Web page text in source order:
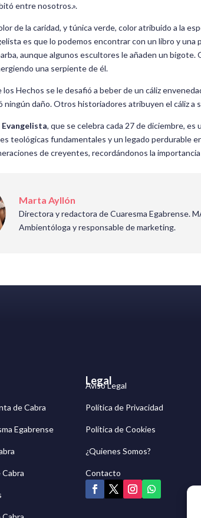
entre nosotros.».
de la caridad, y túnica verde, color atribuido a la
es que lo podemos encontrar con un libro y una
aunque algunos escultores le añaden un bigote.
una serpiente de él.
Hechos se le desafió a beber de un cáliz
ningún daño. Otros historiadores atribuyen el cáliz a
Evangelista, que se celebra cada 27 de diciembre, es
teológicas fundamentales y un legado perdurable
de creyentes, recordándonos la
Marta Ayllón
Directora y redactora de Cuaresma Egabrense.
Ambientóloga y responsable de marketing.
de Cabra
Egabrense
Legal
Aviso Legal
Política de Privacidad
Política de Cookies
¿Quienes Somos?
Contacto